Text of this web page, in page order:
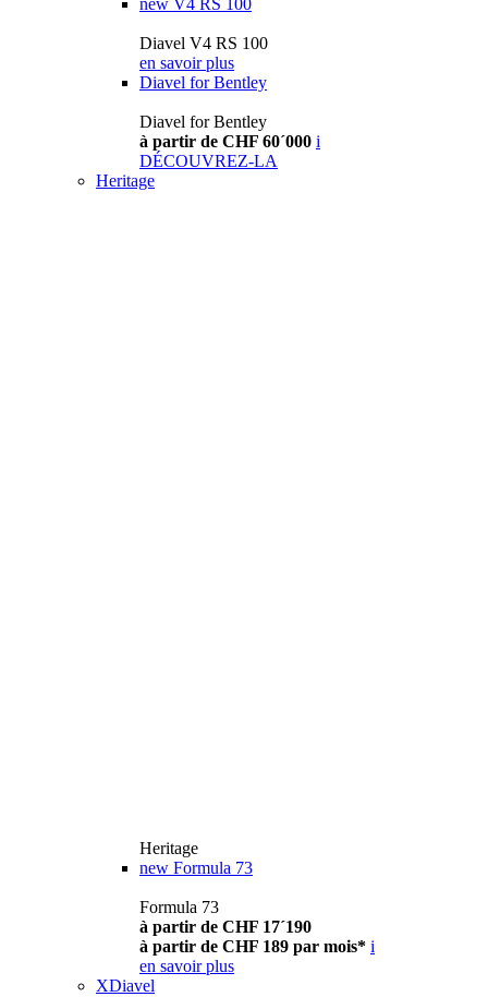
new V4 RS 100
Diavel V4 RS 100
en savoir plus
Diavel for Bentley
Diavel for Bentley
à partir de CHF 60´000 i
DÉCOUVREZ-LA
Heritage
Heritage
new Formula 73
Formula 73
à partir de CHF 17´190
à partir de CHF 189 par mois* i
en savoir plus
XDiavel